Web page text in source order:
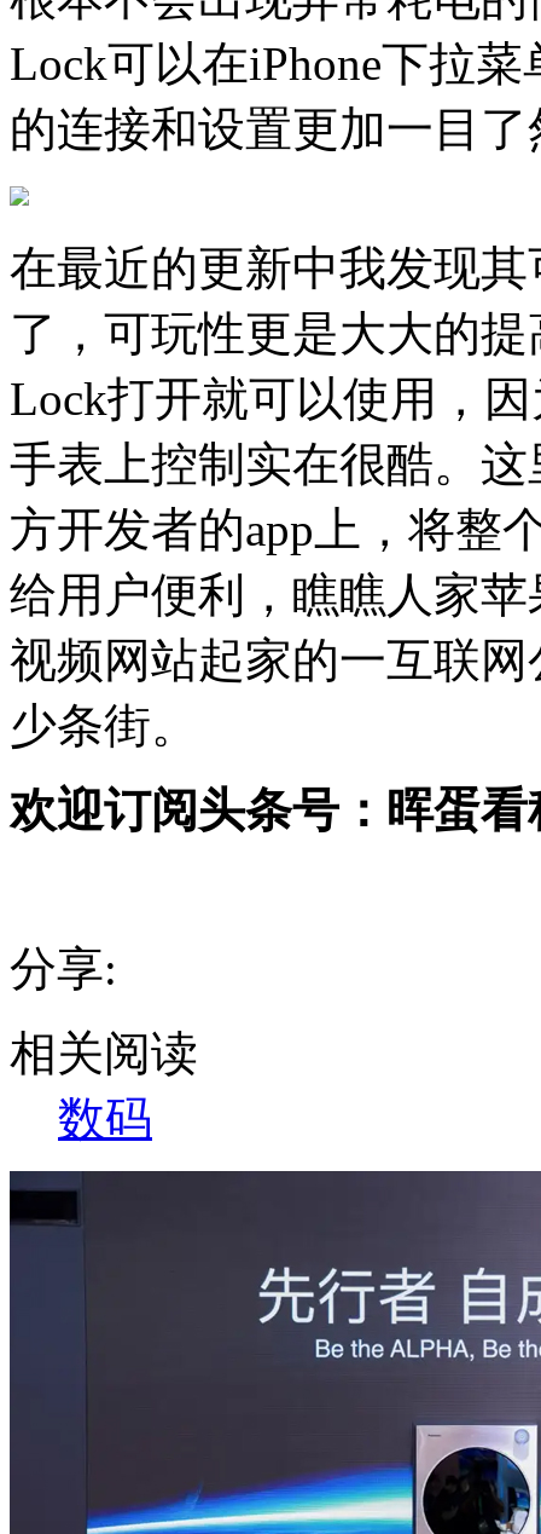
Lock可以在iPhone下拉
的连接和设置更加一目了
在最近的更新中我发现其
了，可玩性更是大大的
Lock打开就可以使用，
手表上控制实在很酷。
方开发者的app上，将整
给用户便利，瞧瞧人家
视频网站起家的一互联
少条街。
欢迎订阅头条号：晖蛋看
分享:
相关阅读
数码